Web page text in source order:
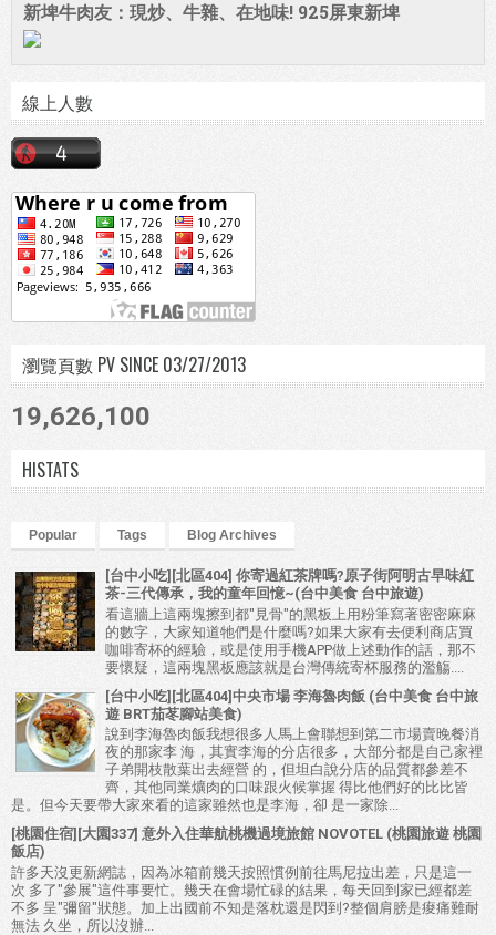
新埤牛肉友：現炒、牛雜、在地味! 925屏東新埤
線上人數
瀏覽頁數 PV SINCE 03/27/2013
19,626,100
HISTATS
Popular Tags Blog Archives
[台中小吃][北區404] 你寄過紅茶牌嗎?原子街阿明古早味紅
茶-三代傳承，我的童年回憶~(台中美食 台中旅遊)
看這牆上這兩塊擦到都"見骨"的黑板上用粉筆寫著密密麻麻
的數字，大家知道牠們是什麼嗎?如果大家有去便利商店買
咖啡寄杯的經驗，或是使用手機APP做上述動作的話，那不
要懷疑，這兩塊黑板應該就是台灣傳統寄杯服務的濫觴....
[台中小吃][北區404]中央市場 李海魯肉飯 (台中美食 台中旅
遊 BRT茄苳腳站美食)
說到李海魯肉飯我想很多人馬上會聯想到第二市場賣晚餐消
夜的那家李 海，其實李海的分店很多，大部分都是自己家裡
子弟開枝散葉出去經營 的，但坦白說分店的品質都參差不
齊，其他同業爌肉的口味跟火候掌握 得比他們好的比比皆
是。但今天要帶大家來看的這家雖然也是李海，卻 是一家除...
[桃園住宿][大園337] 意外入住華航桃機過境旅館 NOVOTEL (桃園旅遊 桃園
飯店)
許多天沒更新網誌，因為冰箱前幾天按照慣例前往馬尼拉出差，只是這一
次 多了"參展"這件事要忙。幾天在會場忙碌的結果，每天回到家已經都差
不多 呈"彌留"狀態。加上出國前不知是落枕還是閃到?整個肩膀是痠痛難耐
無法 久坐，所以沒辦...